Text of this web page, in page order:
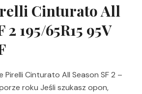
Cinturato All
2 195/65R15 95V
Pirelli Cinturato All Season SF 2 –
roku Jeśli szukasz opon,